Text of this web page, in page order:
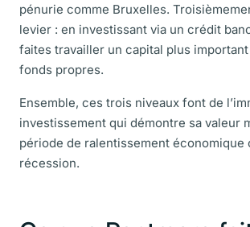
pénurie comme Bruxelles.
levier : en investissant via un crédit
faites travailler un capital plus
fonds propres.
Ensemble, ces trois niveaux font de
investissement qui démontre sa valeur
période de ralentissement économique
récession.